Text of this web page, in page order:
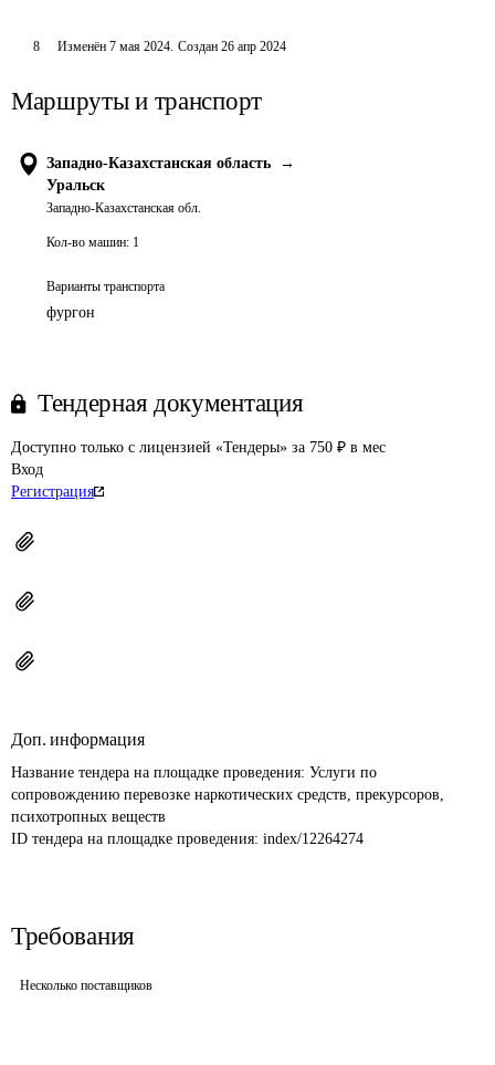
8 Изменён 7 мая 2024. Создан 26 апр 2024
Маршруты и транспорт
Западно-Казахстанская область
→
Уральск
Западно-Казахстанская обл.
Кол-во машин: 1
Варианты транспорта
фургон
Тендерная документация
Доступно только с лицензией «Тендеры» за 750 ₽ в мес
Вход
Регистрация
Доп. информация
Название тендера на площадке проведения: Услуги по
сопровождению перевозке наркотических средств, прекурсоров,
психотропных веществ
ID тендера на площадке проведения: index/12264274
Требования
Несколько поставщиков